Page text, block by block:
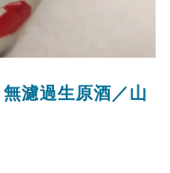
濾過生原酒／山